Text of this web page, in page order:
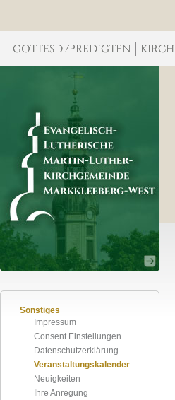
Sonstiges
Impressum
Consent Einstellungen
Datenschutzerklärung
Veranstaltungskalender
Neuigkeiten
Ihre Anregung